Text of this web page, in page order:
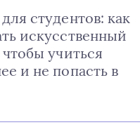
студентов: как
искусственный
учиться
и не попасть в